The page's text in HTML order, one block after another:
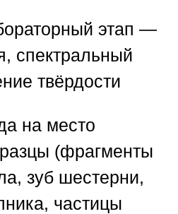
этап —
спектральный
твёрдости
на место
(фрагменты
зуб шестерни,
частицы